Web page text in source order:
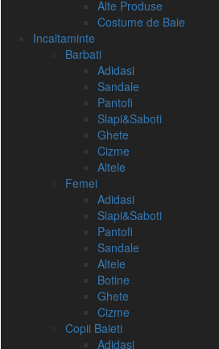
Alte Produse
Costume de Baie
Incaltaminte
Barbati
Adidasi
Sandale
Pantofi
Slapi&Saboti
Ghete
Cizme
Altele
Femei
Adidasi
Slapi&Saboti
Pantofi
Sandale
Altele
Botine
Ghete
Cizme
Copii Baieti
Adidasi